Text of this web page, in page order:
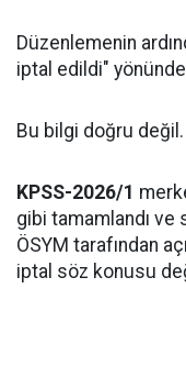
Düzenlemenin
iptal edildi"
Bu bilgi doğru değil.
KPSS-2026/1
gibi tamamlandı ve
ÖSYM tarafından
iptal söz konusu